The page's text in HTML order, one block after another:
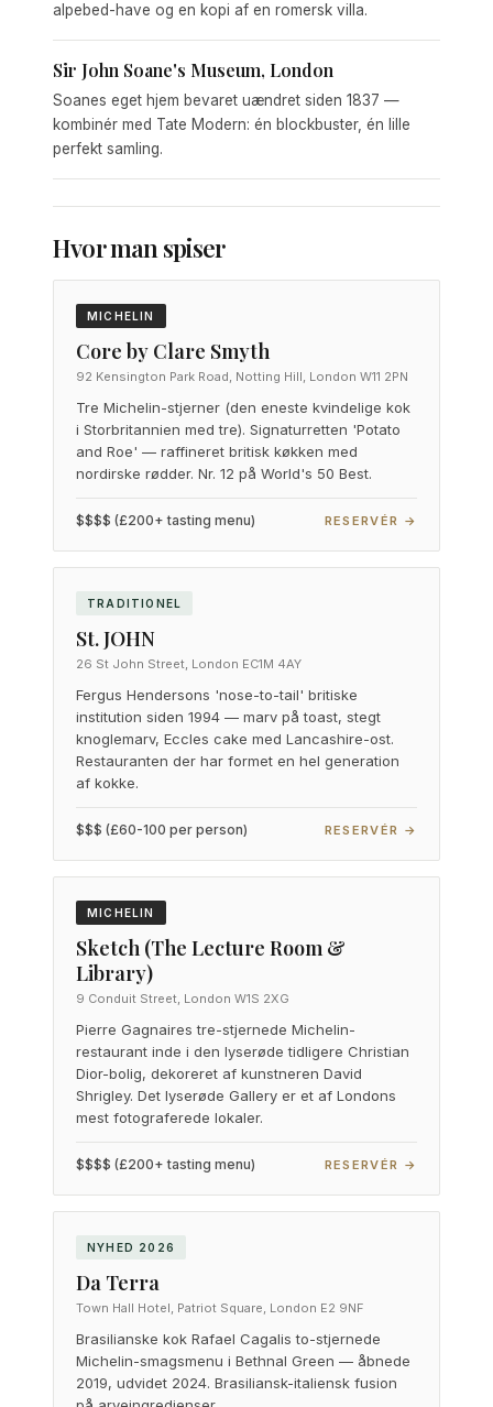
alpebed-have og en kopi af en romersk villa.
Sir John Soane's Museum, London
Soanes eget hjem bevaret uændret siden 1837 —
kombinér med Tate Modern: én blockbuster, én lille
perfekt samling.
Hvor man spiser
MICHELIN
Core by Clare Smyth
92 Kensington Park Road, Notting Hill, London W11 2PN
Tre Michelin-stjerner (den eneste kvindelige kok
i Storbritannien med tre). Signaturretten 'Potato
and Roe' — raffineret britisk køkken med
nordirske rødder. Nr. 12 på World's 50 Best.
$$$$ (£200+ tasting menu) RESERVÉR →
TRADITIONEL
St. JOHN
26 St John Street, London EC1M 4AY
Fergus Hendersons 'nose-to-tail' britiske
institution siden 1994 — marv på toast, stegt
knoglemarv, Eccles cake med Lancashire-ost.
Restauranten der har formet en hel generation
af kokke.
$$$ (£60-100 per person) RESERVÉR →
MICHELIN
Sketch (The Lecture Room &
Library)
9 Conduit Street, London W1S 2XG
Pierre Gagnaires tre-stjernede Michelin-
restaurant inde i den lyserøde tidligere Christian
Dior-bolig, dekoreret af kunstneren David
Shrigley. Det lyserøde Gallery er et af Londons
mest fotograferede lokaler.
$$$$ (£200+ tasting menu) RESERVÉR →
NYHED 2026
Da Terra
Town Hall Hotel, Patriot Square, London E2 9NF
Brasilianske kok Rafael Cagalis to-stjernede
Michelin-smagsmenu i Bethnal Green — åbnede
2019, udvidet 2024. Brasiliansk-italiensk fusion